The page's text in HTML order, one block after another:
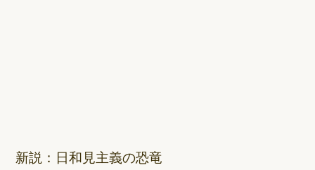
新説：日和見主義の恐竜